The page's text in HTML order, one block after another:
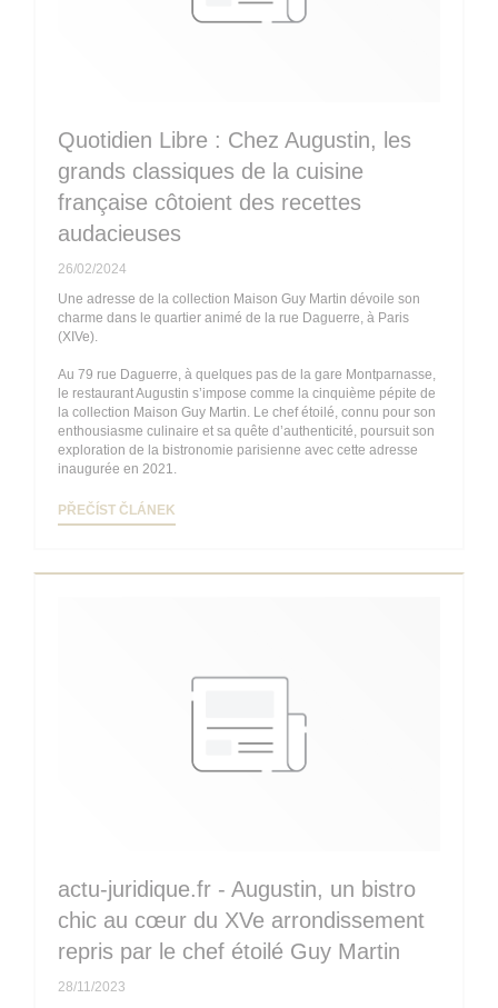
Quotidien Libre : Chez Augustin, les
grands classiques de la cuisine
française côtoient des recettes
audacieuses
26/02/2024
Une adresse de la collection Maison Guy Martin dévoile son
charme dans le quartier animé de la rue Daguerre, à Paris
(XIVe).
Au 79 rue Daguerre, à quelques pas de la gare Montparnasse,
le restaurant Augustin s’impose comme la cinquième pépite de
la collection Maison Guy Martin. Le chef étoilé, connu pour son
enthousiasme culinaire et sa quête d’authenticité, poursuit son
exploration de la bistronomie parisienne avec cette adresse
inaugurée en 2021.
PŘEČÍST ČLÁNEK
actu-juridique.fr - Augustin, un bistro
chic au cœur du XVe arrondissement
repris par le chef étoilé Guy Martin
28/11/2023